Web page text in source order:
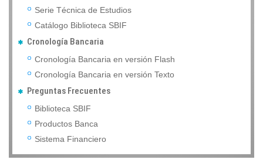
Serie Técnica de Estudios
Catálogo Biblioteca SBIF
Cronología Bancaria
Cronología Bancaria en versión Flash
Cronología Bancaria en versión Texto
Preguntas Frecuentes
Biblioteca SBIF
Productos Banca
Sistema Financiero